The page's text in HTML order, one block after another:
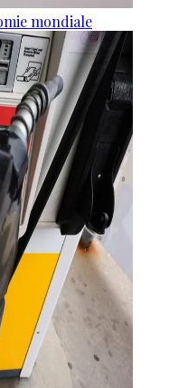
mondiale